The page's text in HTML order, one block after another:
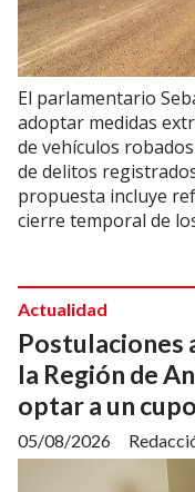
El parlamentario
adoptar medidas
de vehículos
de delitos
propuesta incluye
cierre temporal de
Postulaciones
la Región de
optar a un
Actualidad
05/08/2026